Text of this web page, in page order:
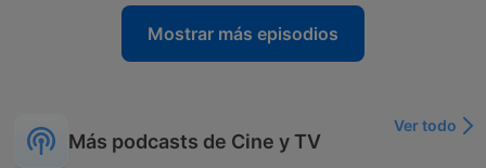
Mostrar más episodios
Más podcasts de Cine y TV
Ver todo